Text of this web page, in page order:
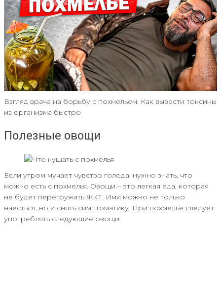
Взгляд врача на борьбу с похмельем. Как вывести токсины
из организма быстро
Полезные овощи
Если утром мучает чувство голода, нужно знать, что
можно есть с похмелья. Овощи – это легкая еда, которая
не будет перегружать ЖКТ. Ими можно не только
наесться, но и снять симптоматику. При похмелье следует
употреблять следующие овощи: